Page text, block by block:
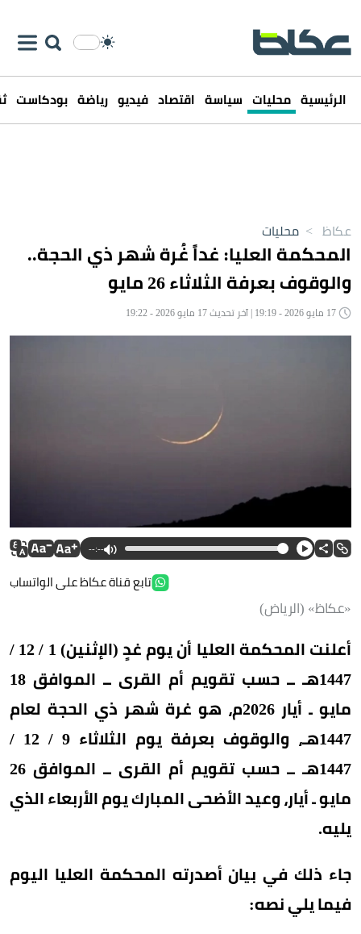
الرئيسية محليات سياسة اقتصاد فيديو رياضة بودكاست
عكاظ > محليات
المحكمة العليا: غداً غُرة شهر ذي الحجة..
والوقوف بعرفة الثلاثاء 26 مايو
--:--
تابع قناة عكاظ على الواتساب
«عكاظ» (الرياض)
أعلنت المحكمة العليا أن يوم غدٍ (الإثنين) 1 / 12 /
1447هـ ــ حسب تقويم أم القرى ــ الموافق 18
مايو ـ أيار 2026م، هو غرة شهر ذي الحجة لعام
1447هـ، والوقوف بعرفة يوم الثلاثاء 9 / 12 /
1447هـ ــ حسب تقويم أم القرى ــ الموافق 26
مايو ـ أيار، وعيد الأضحى المبارك يوم الأربعاء الذي
يليه.
جاء ذلك في بيان أصدرته المحكمة العليا اليوم
فيما يلي نصه: